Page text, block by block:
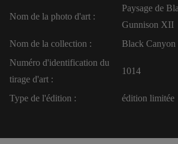
Nom de la photo d'art :
Paysage de
Gunnison XII
Nom de la collection :
Black Canyon
Numéro d'identification du
tirage d'art :
1014
Type de l'édition : édition limitée